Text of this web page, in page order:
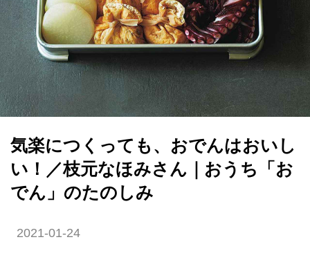
気楽につくっても、おでんはおいし
い！／枝元なほみさん｜おうち「お
でん」のたのしみ
2021-01-24